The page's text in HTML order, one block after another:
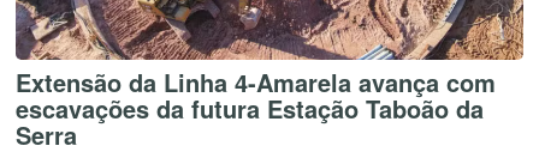
Extensão da Linha 4-Amarela avança com
escavações da futura Estação Taboão da
Serra